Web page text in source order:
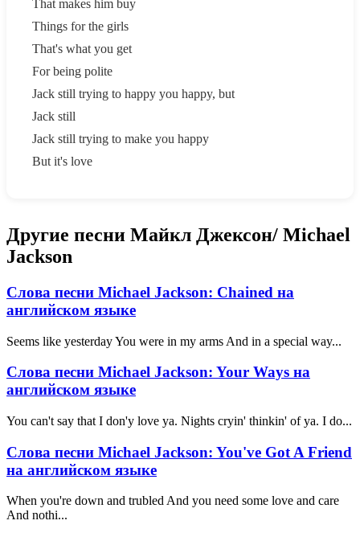
That makes him buy
Things for the girls
That's what you get
For being polite
Jack still trying to happy you happy, but
Jack still
Jack still trying to make you happy
But it's love
Другие песни Майкл Джексон/ Michael
Jackson
Слова песни Michael Jackson: Сhained на
английском языке
Seems like yesterday You were in my arms And in a special way...
Слова песни Michael Jackson: Your Ways на
английском языке
You can't say that I don'y love ya. Nights cryin' thinkin' of ya. I do...
Слова песни Michael Jackson: You've Got A Friend
на английском языке
When you're down and trubled And you need some love and care
And nothi...